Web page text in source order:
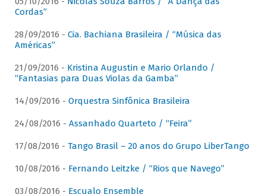
Cordas”
28/09/2016 - Cia. Bachiana Brasileira / “Música das
Américas”
21/09/2016 - Kristina Augustin e Mario Orlando /
“Fantasias para Duas Violas da Gamba”
14/09/2016 - Orquestra Sinfônica Brasileira
24/08/2016 - Assanhado Quarteto / “Feira”
17/08/2016 - Tango Brasil – 20 anos do Grupo LiberTango
10/08/2016 - Fernando Leitzke / “Rios que Navego”
03/08/2016 - Escualo Ensemble